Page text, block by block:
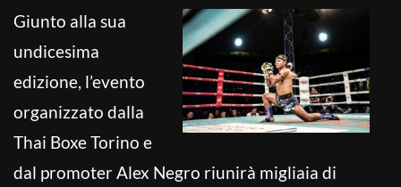
Giunto alla sua
undicesima
edizione, l’evento
organizzato dalla
Thai Boxe Torino e
dal promoter Alex Negro riunirà migliaia di